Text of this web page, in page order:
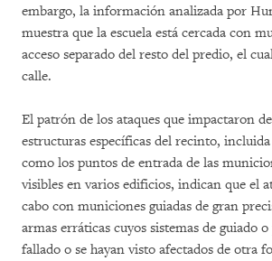
embargo, la información analizada por
muestra que la escuela está cercada con
acceso separado del resto del predio, el
calle.
El patrón de los ataques que impactaron
estructuras específicas del recinto, incluida
como los puntos de entrada de las
visibles en varios edificios, indican que el
cabo con municiones guiadas de gran
armas erráticas cuyos sistemas de guiado
fallado o se hayan visto afectados de otra